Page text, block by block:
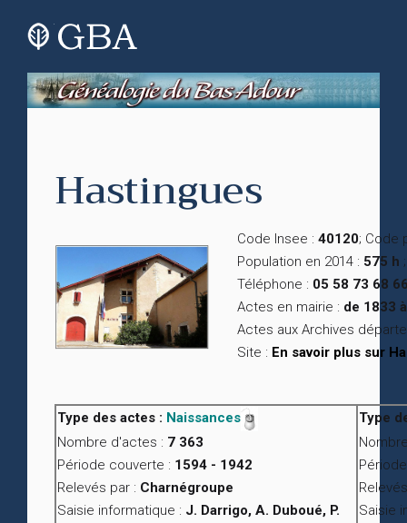
Hastingues
Code Insee : 40120; Code
Population en 2014 : 575 h
Téléphone : 05 58 73 68
Actes en mairie : de 1833
Actes aux Archives
Site : En savoir plus sur
Type des actes : Naissances
Nombre d'actes : 7 363
Période couverte : 1594 - 1942
Relevés par : Charnégroupe
Saisie informatique : J. Darrigo, A. Duboué, P.
Type
Saisie